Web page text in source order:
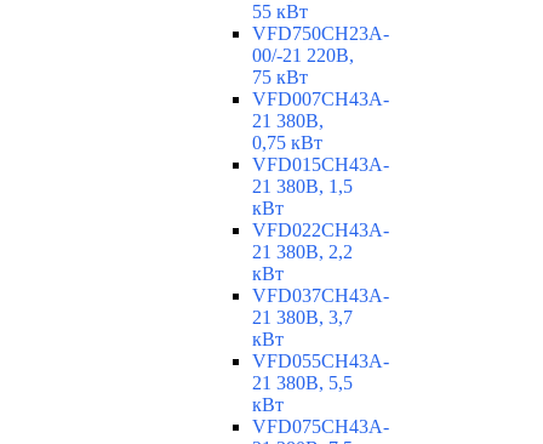
55 кВт
VFD750CH23A-
00/-21 220В,
75 кВт
VFD007CH43A-
21 380В,
0,75 кВт
VFD015CH43A-
21 380В, 1,5
кВт
VFD022CH43A-
21 380В, 2,2
кВт
VFD037CH43A-
21 380В, 3,7
кВт
VFD055CH43A-
21 380В, 5,5
кВт
VFD075CH43A-